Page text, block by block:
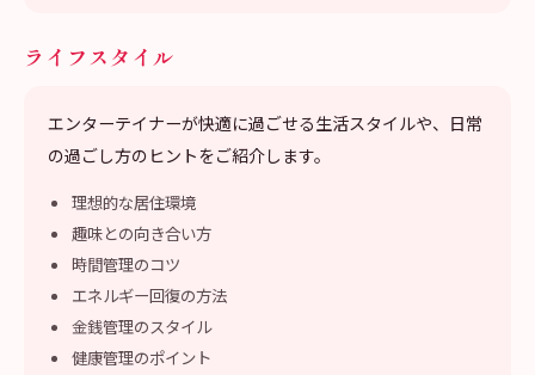
ライフスタイル
エンターテイナーが快適に過ごせる生活スタイルや、日常
の過ごし方のヒントをご紹介します。
理想的な居住環境
趣味との向き合い方
時間管理のコツ
エネルギー回復の方法
金銭管理のスタイル
健康管理のポイント